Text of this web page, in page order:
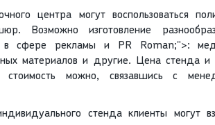
центра могут воспользоваться
Возможно изготовление
в сфере рекламы и PR Roman;">:
материалов и другие. Цена стенда
стоимость можно, связавшись с
стенда клиенты могут